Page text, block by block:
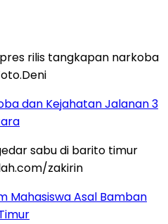
dan Kejahatan Jalanan 3
Mahasiswa Asal Bamban